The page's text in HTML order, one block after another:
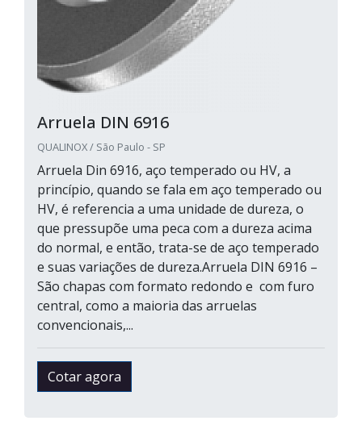
Arruela DIN 6916
QUALINOX / São Paulo - SP
Arruela Din 6916, aço temperado ou HV, a
princípio, quando se fala em aço temperado ou
HV, é referencia a uma unidade de dureza, o
que pressupõe uma peca com a dureza acima
do normal, e então, trata-se de aço temperado
e suas variações de dureza.Arruela DIN 6916 –
São chapas com formato redondo e com furo
central, como a maioria das arruelas
convencionais,...
Cotar agora